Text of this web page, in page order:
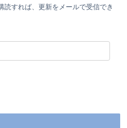
読すれば、更新をメールで受信でき